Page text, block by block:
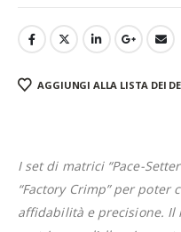
AGGIUNGI ALLA LISTA DEI
I set di matrici “Pace-
“Factory Crimp” per
affidabilità e precisione. Il